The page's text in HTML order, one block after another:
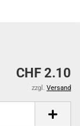
CHF 2.10
zzgl. Versand